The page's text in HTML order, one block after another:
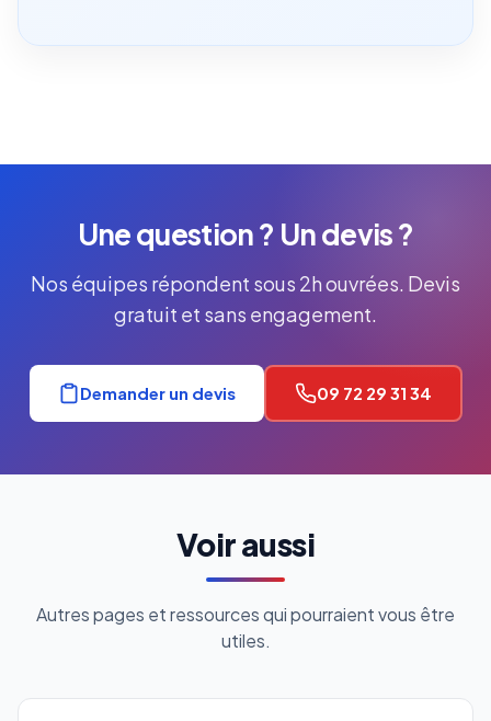
Une question ? Un devis ?
Nos équipes répondent sous 2h ouvrées. Devis
gratuit et sans engagement.
Demander un devis 09 72 29 31 34
Voir aussi
Autres pages et ressources qui pourraient vous être
utiles.